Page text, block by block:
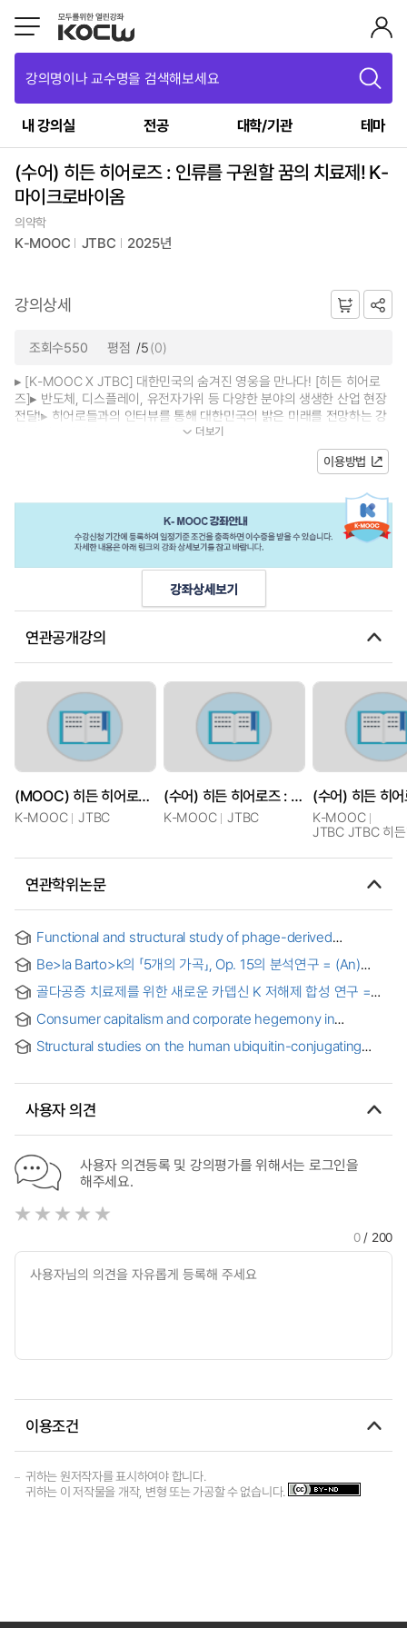
강의명이나 교수명을 검색해보세요
내 강의실 전공 대학/기관 테마
(수어) 히든 히어로즈 : 인류를 구원할 꿈의 치료제! K-
마이크로바이옴
의약학
K-MOOC JTBC 2025년
강의상세
조회수550 평점 /5(0)
▸ [K-MOOC X JTBC] 대한민국의 숨겨진 영웅을 만나다! [히든 히어로
즈]▸ 반도체, 디스플레이, 유전자가위 등 다양한 분야의 생생한 산업 현장
전달!▸ 히어로들과의 인터뷰를 통해 대한민국의 밝은 미래를 전망하는 강
연이 시작됩니다.▸ K-MOOC를 통해 지...
더보기
이용방법
연관공개강의
(MOOC) 히든 히어로즈 : 인류를 구원할 꿈의 치료제! K-마이크로바이옴
K-MOOC JTBC
(수어) 히든 히어로즈 : 민둥산에서 420조의 가치를 조림하다! K-포레스트의 기적
K-MOOC JTBC
K-MOOC
JTBC JTBC 히
연관학위논문
Functional and structural study of phage-derived
depolymerases for controlling Klebsiella pneumoniae
infections
Be>la Barto>k의 「5개의 가곡」, Op. 15의 분석연구 = (An)
analytic study of Be>la Barto>k's Five Songs, Op. 15
골다공증 치료제를 위한 새로운 카뎁신 K 저해제 합성 연구 =
inhibitors for the treatment of osteoporosis
Consumer capitalism and corporate hegemony in
dream of electric sheep? and M.T. Anderson's Feed
Structural studies on the human ubiquitin-conjugating
analogue peptides by NMR spectroscopy =
25K/Hip-2와 부갑상선 호르몬 유사 펩티드의 구조 및 기능 연구
사용자 의견
사용자 의견등록 및 강의평가를 위해서는 로그인을
해주세요.
0/ 200
이용조건
귀하는 원저작자를 표시하여야 합니다.
귀하는 이 저작물을 개작, 변형 또는 가공할 수 없습니다.